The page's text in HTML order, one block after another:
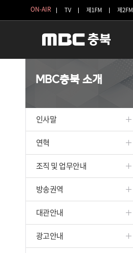
ON-AIR TV 제1FM 제2FM
MBC충북 소개
인사말
연혁
조직 및 업무안내
방송권역
대관안내
광고안내